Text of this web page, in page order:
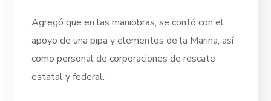
Agregó que en las maniobras, se contó con el
apoyo de una pipa y elementos de la Marina, así
como personal de corporaciones de rescate
estatal y federal.